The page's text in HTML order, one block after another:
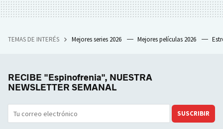
TEMAS DE INTERÉS Mejores series 2026 Mejores películas 2026
RECIBE "Espinofrenia", NUESTRA
NEWSLETTER SEMANAL
SUSCRIBIR